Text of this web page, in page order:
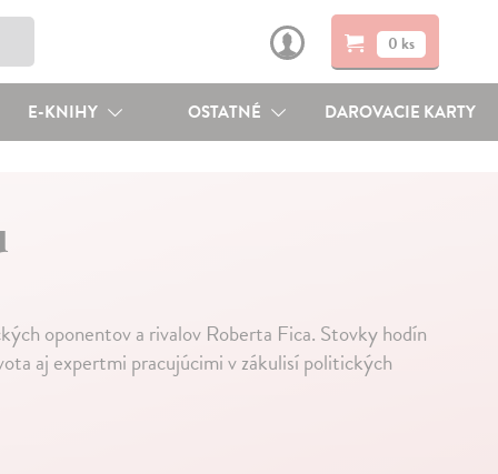
0 ks
E-KNIHY OSTATNÉ DAROVACIE KARTY
oponentov a rivalov Roberta Fica. Stovky hodín
aj expertmi pracujúcimi v zákulisí politických